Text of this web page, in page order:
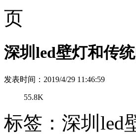
深圳led壁灯和传
发表时间：2019/4/29 11:46:59
55.8K
标签：深圳led